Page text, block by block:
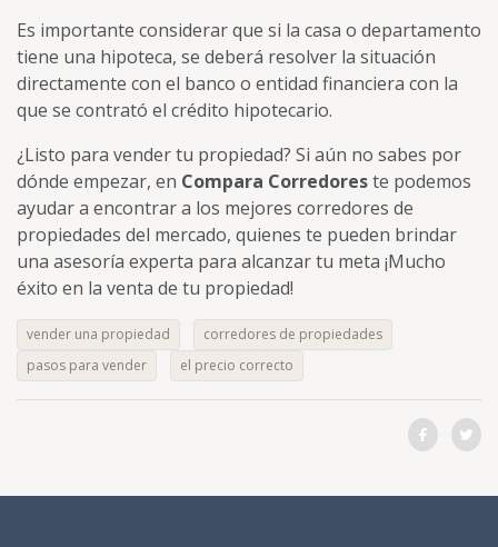
Es importante considerar que si la casa o departamento
tiene una hipoteca, se deberá resolver la situación
directamente con el banco o entidad financiera con la
que se contrató el crédito hipotecario.
¿Listo para vender tu propiedad? Si aún no sabes por
dónde empezar, en Compara Corredoreste podemos
ayudar a encontrar a los mejores corredores de
propiedades del mercado, quienes te pueden brindar
una asesoría experta para alcanzar tu meta ¡Mucho
éxito en la venta de tu propiedad!
vender una propiedad
corredores de propiedades
pasos para vender
el precio correcto